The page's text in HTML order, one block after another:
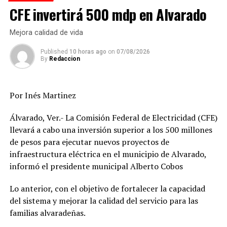
logístico digno de estudio.
Mientras tanto, las autoridades federales celebran el
golpe al crimen organizado, aunque no se ha informado
sobre detenidos. Porque claro, en este tipo de
operativos, la refinería se cae… pero los responsables
Tormentas y lluvias intensas continuarán en Veracruz
ANTES
“Erick” comienzan a afectar el sur de Veracruz
CFE invertirá 500 mdp en Alvarado
Mejora calidad de vida
Published 10 horas ago on 07/08/2026
By Redaccion
Por Inés Martinez
Álvarado, Ver.- La Comisión Federal de Electricidad (CFE)
llevará a cabo una inversión superior a los 500 millones
de pesos para ejecutar nuevos proyectos de
infraestructura eléctrica en el municipio de Alvarado,
informó el presidente municipal Alberto Cobos
Lo anterior, con el objetivo de fortalecer la capacidad
del sistema y mejorar la calidad del servicio para las
familias alvaradeñas.